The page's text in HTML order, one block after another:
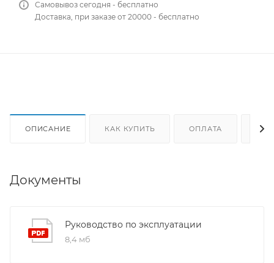
Самовывоз сегодня - бесплатно
Доставка, при заказе от 20000 - бесплатно
ОПИСАНИЕ КАК КУПИТЬ ОПЛАТА
Документы
Руководство по эксплуатации
8,4 мб